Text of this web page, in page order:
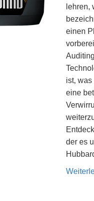
lehren,
einen
ist,
eine
der es